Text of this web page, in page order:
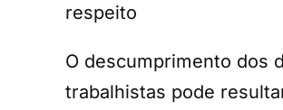
respeito
O descumprimento dos
trabalhistas pode